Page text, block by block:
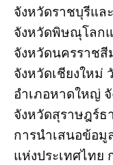
จังหวัดราชบุรีแ
จังหวัดพิษณุโลก
จังหวัดนครราช
จังหวัดเชียงใหม่
อำเภอหาดใหญ่
จังหวัดสุราษฎร์ธ
การนำเสนอข้อ
แห่งประเทศไทย